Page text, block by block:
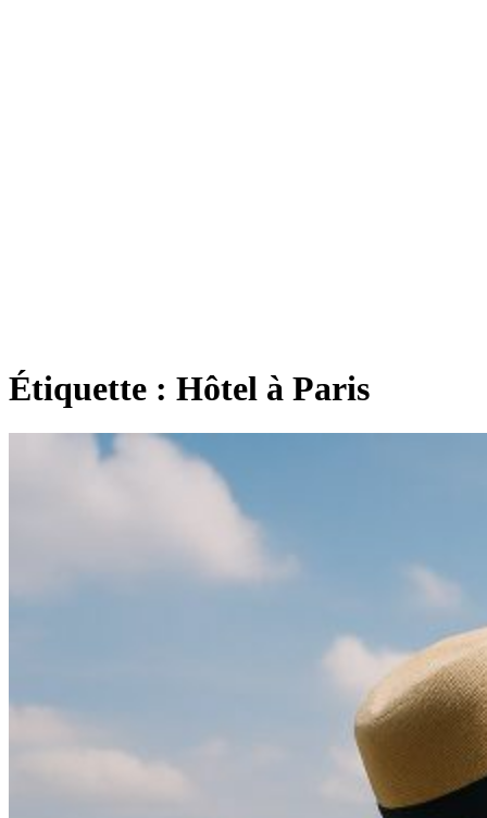
Étiquette : Hôtel à Paris